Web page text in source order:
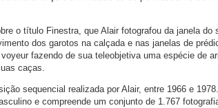
o título Finestra, que Alair fotografou da janela do
dos garotos na calçada e nas janelas de
fazendo de sua teleobjetiva uma espécie de
caças.
sequencial realizada por Alair, entre 1966 e
e compreende um conjunto de 1.767